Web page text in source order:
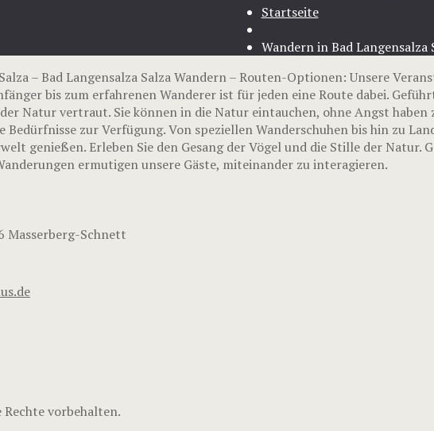
Startseite
Wandern in Bad Langensalza
– Bad Langensalza Salza Wandern – Routen-Optionen: Unsere
bis zum erfahrenen Wanderer ist für jeden eine Route dabei.
Natur vertraut. Sie können in die Natur eintauchen, ohne Angst
zur Verfügung. Von speziellen Wanderschuhen bis hin zu
genießen. Erleben Sie den Gesang der Vögel und die Stille der
ermutigen unsere Gäste, miteinander zu interagieren.
Masserberg-Schnett
vorbehalten.